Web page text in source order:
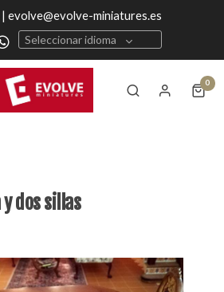
evolve@evolve-miniatures.es
Seleccionar idioma
0
dos sillas